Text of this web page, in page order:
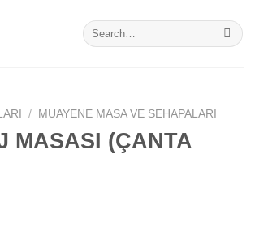
Search
for:
/ MUAYENE MASA VE SEHAPALARI
MASASI (ÇANTA